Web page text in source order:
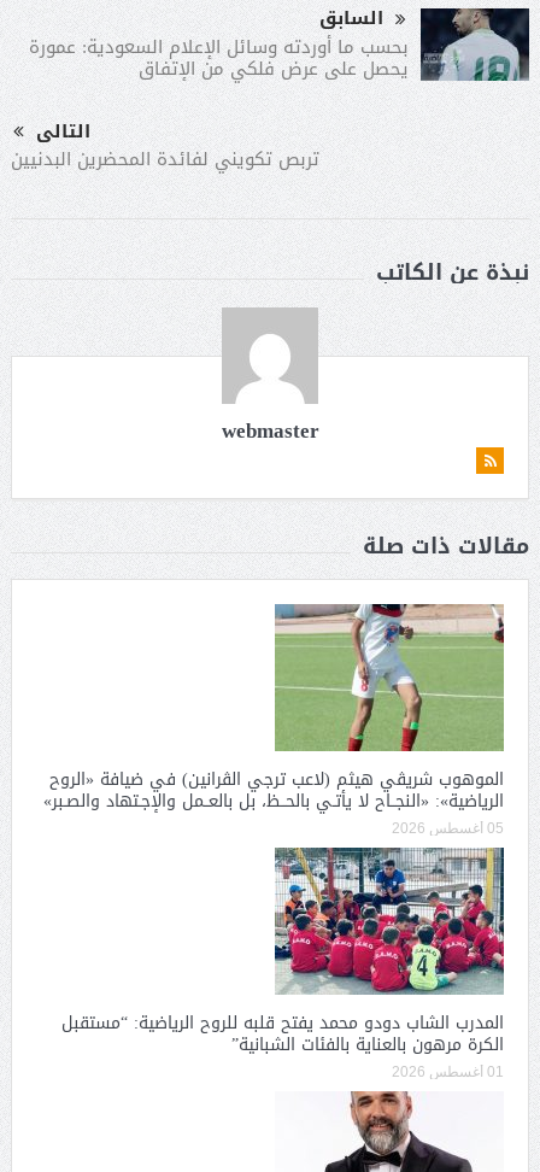
السابق
بحسب ما أوردته وسائل الإعلام السعودية: عمورة
يحصل على عرض فلكي من الإتفاق
التالى
تربص تكويني لفائدة المحضرين البدنيين
نبذة عن الكاتب
webmaster
مقالات ذات صلة
الموهوب شريڤي هيثم (لاعب ترجي الڤرانين) في ضيافة «الروح
الرياضية»: «النجــاح لا يأتـي بالحــظ، بل بالعــمل والإجـتهاد والصـبر»
05 أغسطس 2026
المدرب الشاب دودو محمد يفتح قلبه للروح الرياضية: “مستقبل
الكرة مرهون بالعناية بالفئات الشبانية”
01 أغسطس 2026